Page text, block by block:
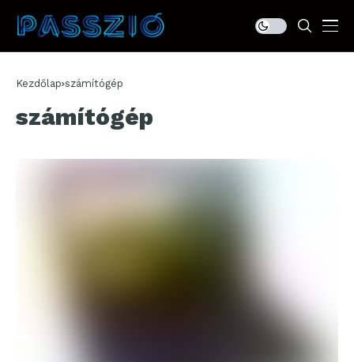
Kezdőlap számítógép
számítógép